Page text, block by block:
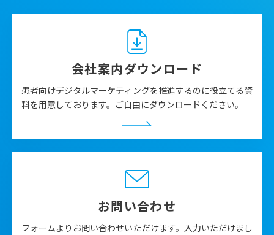
会社案内ダウンロード
患者向けデジタルマーケティングを推進するのに役立てる資
料を用意しております。ご自由にダウンロードください。
お問い合わせ
フォームよりお問い合わせいただけます。入力いただけまし